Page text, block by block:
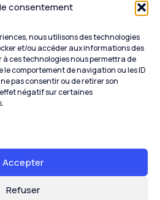
consentement
nous utilisons des technologies
et/ou accéder aux informations des
ces technologies nous permettra de
comportement de navigation ou les ID
pas consentir ou de retirer son
négatif sur certaines
Accepter
Refuser
votre présence en…
. Tous droits réservés.